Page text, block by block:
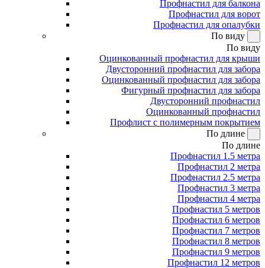
Профнастил для балкона
Профнастил для ворот
Профнастил для опалубки
По виду
По виду
Оцинкованный профнастил для крыши
Двусторонний профнастил для забора
Оцинкованный профнастил для забора
Фигурный профнастил для забора
Двусторонний профнастил
Оцинкованный профнастил
Профлист с полимерным покрытием
По длине
По длине
Профнастил 1.5 метра
Профнастил 2 метра
Профнастил 2.5 метра
Профнастил 3 метра
Профнастил 4 метра
Профнастил 5 метров
Профнастил 6 метров
Профнастил 7 метров
Профнастил 8 метров
Профнастил 9 метров
Профнастил 12 метров